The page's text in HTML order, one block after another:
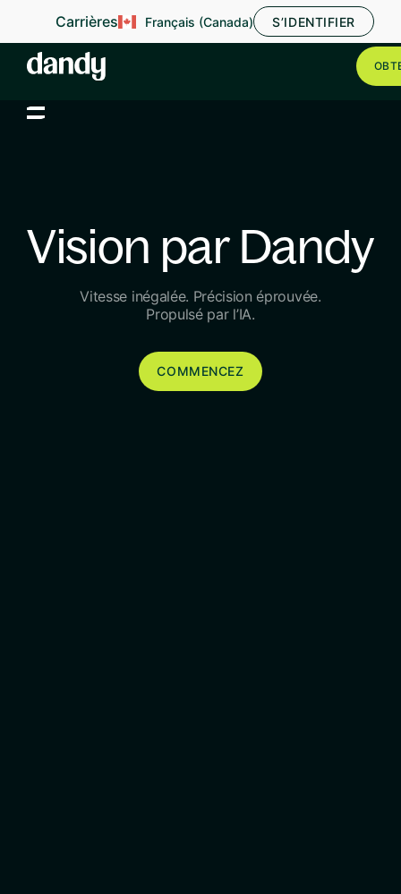
Carrières Français (Canada) S’IDENTIFIER
Vision par Dandy
Vitesse inégalée. Précision éprouvée.
Propulsé par l’IA.
COMMENCEZ